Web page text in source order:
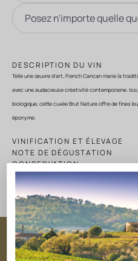
DESCRIPTION DU VIN
Telle une œuvre d’art, French Cancan marie la
avec une audacieuse créativité contemporaine.
biologique, cette cuvée Brut Nature offre de fines
éponyme.
VINIFICATION ET ÉLEVAGE
NOTE DE DÉGUSTATION
CONSERVATION
CÉPAGES
FICHE TECHNIQUE
BULLES ET